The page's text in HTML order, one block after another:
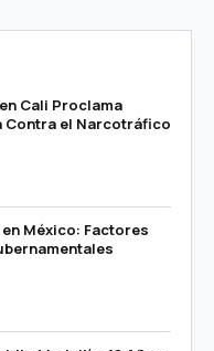
Cali Proclama
Contra el Narcotráfico
México: Factores